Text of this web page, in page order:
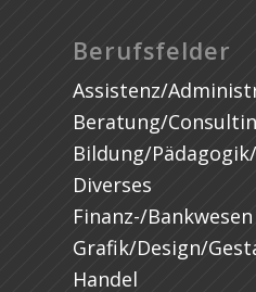
Berufsfelder
Assistenz/
Beratung/
Bildung/
Diverses
Finanz-/Bankwesen
Grafik/Design/
Handel